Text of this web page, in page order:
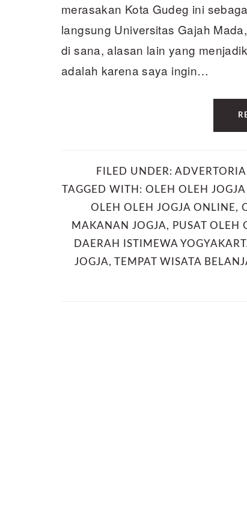
merasakan Kota Gudeg ini
langsung Universitas Gajah
di sana, alasan lain yang
adalah karena saya ingin…
FILED UNDER:
TAGGED WITH: OLEH OLEH
OLEH OLEH JOGJA ONLINE,
MAKANAN JOGJA, PUSAT OLEH
DAERAH ISTIMEWA
JOGJA, TEMPAT WISATA